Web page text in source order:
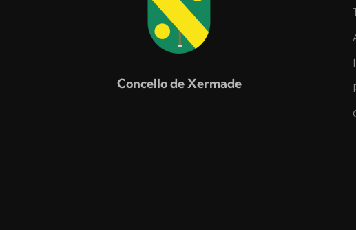
Concello de Xermade